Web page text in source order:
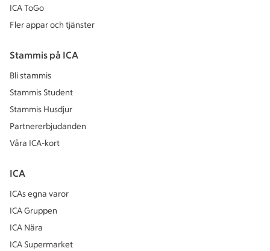
ICA ToGo
Fler appar och tjänster
Stammis på ICA
Bli stammis
Stammis Student
Stammis Husdjur
Partnererbjudanden
Våra ICA-kort
ICA
ICAs egna varor
ICA Gruppen
ICA Nära
ICA Supermarket